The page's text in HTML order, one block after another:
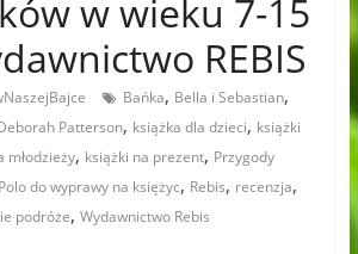
w wieku 7-15
REBIS
Bańka, Bella i Sebastian,
Patterson, książka dla dzieci, książki
młodzieży, książki na prezent, Przygody
do wyprawy na księżyc, Rebis, recenzja,
podróże, Wydawnictwo Rebis